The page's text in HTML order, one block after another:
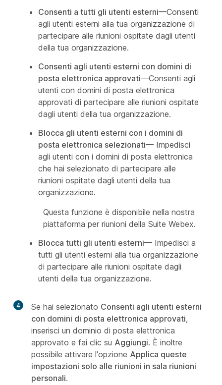
Consenti a tutti gli utenti esterni—Consenti
agli utenti esterni alla tua organizzazione di
partecipare alle riunioni ospitate dagli utenti
della tua organizzazione.
Consenti agli utenti esterni con domini di
posta elettronica approvati—Consenti agli
utenti con domini di posta elettronica
approvati di partecipare alle riunioni ospitate
dagli utenti della tua organizzazione.
Blocca gli utenti esterni con i domini di
posta elettronica selezionati— Impedisci
agli utenti con i domini di posta elettronica
che hai selezionato di partecipare alle
riunioni ospitate dagli utenti della tua
organizzazione.
Questa funzione è disponibile nella nostra
piattaforma per riunioni della Suite Webex.
Blocca tutti gli utenti esterni— Impedisci a
tutti gli utenti esterni alla tua organizzazione
di partecipare alle riunioni ospitate dagli
utenti della tua organizzazione.
4 Se hai selezionato Consenti agli utenti esterni
con domini di posta elettronica approvati,
inserisci un dominio di posta elettronica
approvato e fai clic su Aggiungi. È inoltre
possibile attivare l'opzione Applica queste
impostazioni solo alle riunioni in sala riunioni
personali.